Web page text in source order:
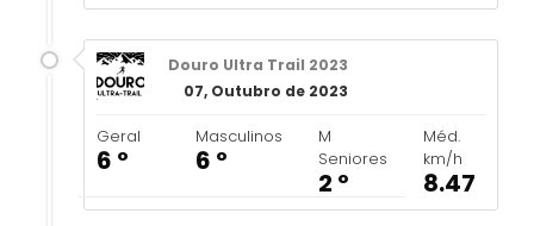
Douro Ultra Trail 2023
07, Outubro de 2023
Geral
6 º
Masculinos
6 º
M
Seniores
2 º
Méd.
km/h
8.47